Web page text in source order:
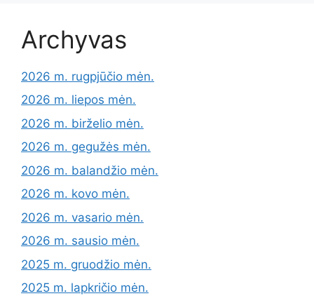
Archyvas
2026 m. rugpjūčio mėn.
2026 m. liepos mėn.
2026 m. birželio mėn.
2026 m. gegužės mėn.
2026 m. balandžio mėn.
2026 m. kovo mėn.
2026 m. vasario mėn.
2026 m. sausio mėn.
2025 m. gruodžio mėn.
2025 m. lapkričio mėn.